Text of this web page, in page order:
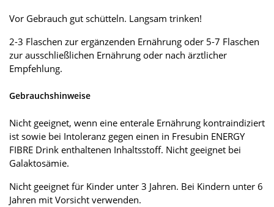
Vor Gebrauch gut schütteln. Langsam trinken!
2-3 Flaschen zur ergänzenden Ernährung oder 5-7 Flaschen
zur ausschließlichen Ernährung oder nach ärztlicher
Empfehlung.
Gebrauchshinweise
Nicht geeignet, wenn eine enterale Ernährung kontraindiziert
ist sowie bei Intoleranz gegen einen in Fresubin ENERGY
FIBRE Drink enthaltenen Inhaltsstoff. Nicht geeignet bei
Galaktosämie.
Nicht geeignet für Kinder unter 3 Jahren. Bei Kindern unter 6
Jahren mit Vorsicht verwenden.